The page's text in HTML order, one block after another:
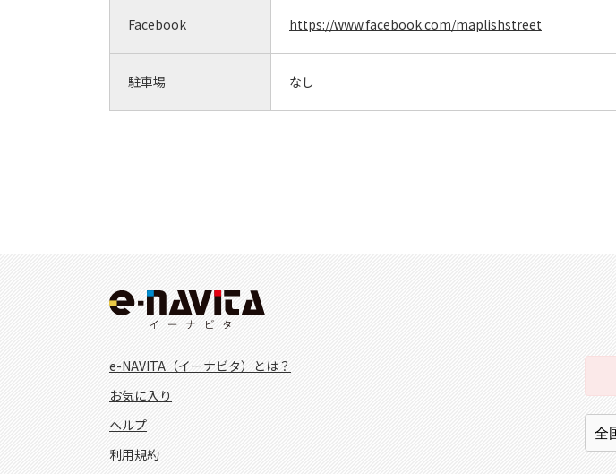
Facebook https://www.facebook.com/maplishstreet
駐車場 なし
e-NAVITA（イーナビタ）とは？
お気に入り
ヘルプ
利用規約